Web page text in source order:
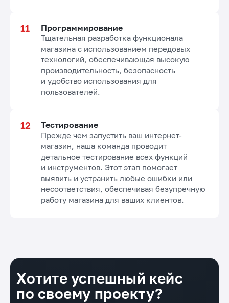
Программирование
Тщательная разработка функционала
магазина с использованием передовых
технологий, обеспечивающая высокую
производительность, безопасность
и удобство использования для
пользователей.
Тестирование
Прежде чем запустить ваш интернет-
магазин, наша команда проводит
детальное тестирование всех функций
и инструментов. Этот этап помогает
выявить и устранить любые ошибки или
несоответствия, обеспечивая безупречную
работу магазина для ваших клиентов.
Хотите успешный кейс
по своему проекту?